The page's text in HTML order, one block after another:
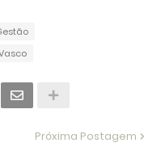
Próxima Postagem